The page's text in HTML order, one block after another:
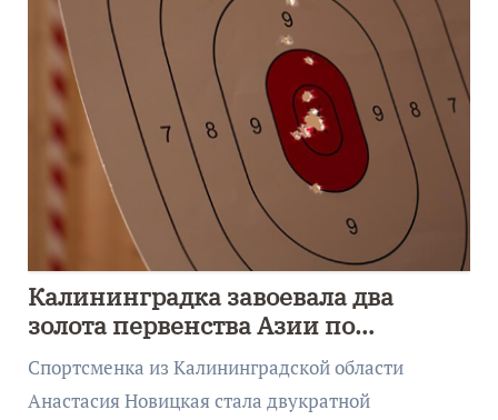
Калининградка завоевала два
золота первенства Азии по
метанию ножа
Спортсменка из Калининградской области
Анастасия Новицкая стала двукратной